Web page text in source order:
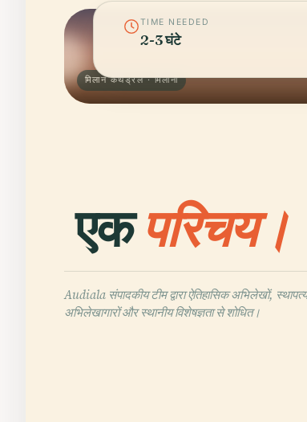
मिलान कैथेड्रल · मिलानो
TIME NEEDED
2-3 घंटे
एकपरिचय।
Audiala संपादकीय टीम द्वारा ऐतिहासिक अभिलेखों, स्थापत्य
अभिलेखागारों और स्थानीय विशेषज्ञता से शोधित।